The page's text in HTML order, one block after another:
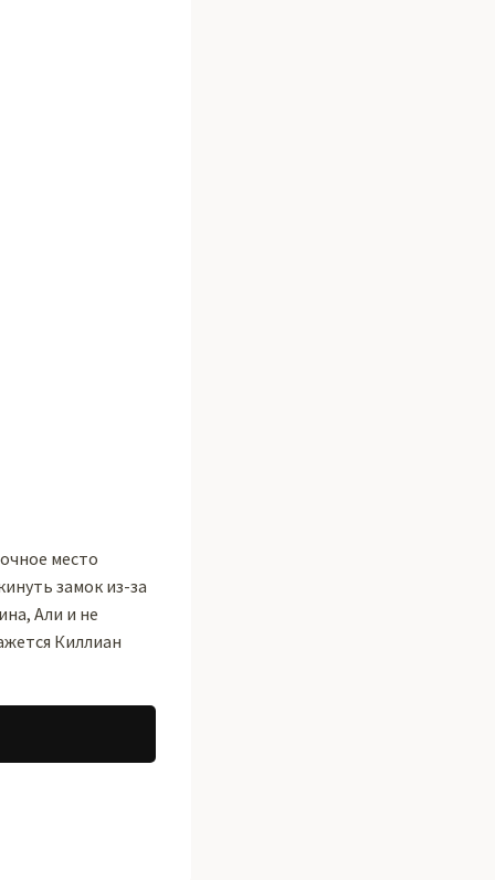
место
замок из-за
Али и не
Киллиан